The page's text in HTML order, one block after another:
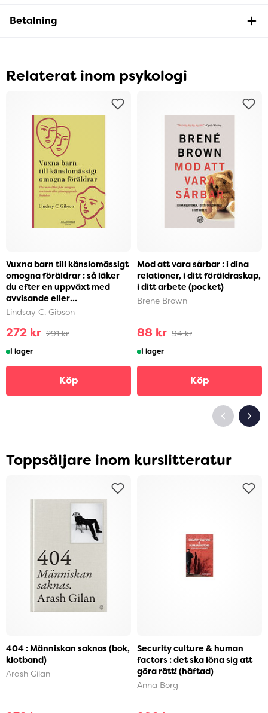
Betalning
Relaterat inom psykologi
Vuxna barn till känslomässigt
omogna föräldrar : så läker
du efter en uppväxt med
avvisande eller
självupptagna föräldra...
Lindsay C. Gibson
272 kr 291 kr
I lager
Köp
Mod att vara sårbar : i dina
relationer, i ditt föräldraskap,
i ditt arbete (pocket)
Brene Brown
88 kr 94 kr
I lager
Köp
Toppsäljare inom kurslitteratur
404 : Människan saknas (bok,
klotband)
Arash Gilan
Security culture & human
factors : det ska löna sig att
göra rätt! (häftad)
Anna Borg